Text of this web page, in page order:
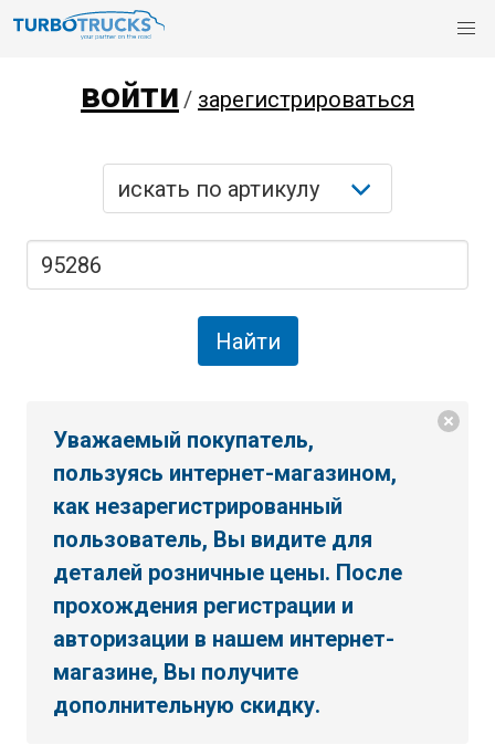
войти / зарегистрироваться
Уважаемый покупатель,
пользуясь интернет-магазином,
как незарегистрированный
пользователь, Вы видите для
деталей розничные цены. После
прохождения регистрации и
авторизации в нашем интернет-
магазине, Вы получите
дополнительную скидку.